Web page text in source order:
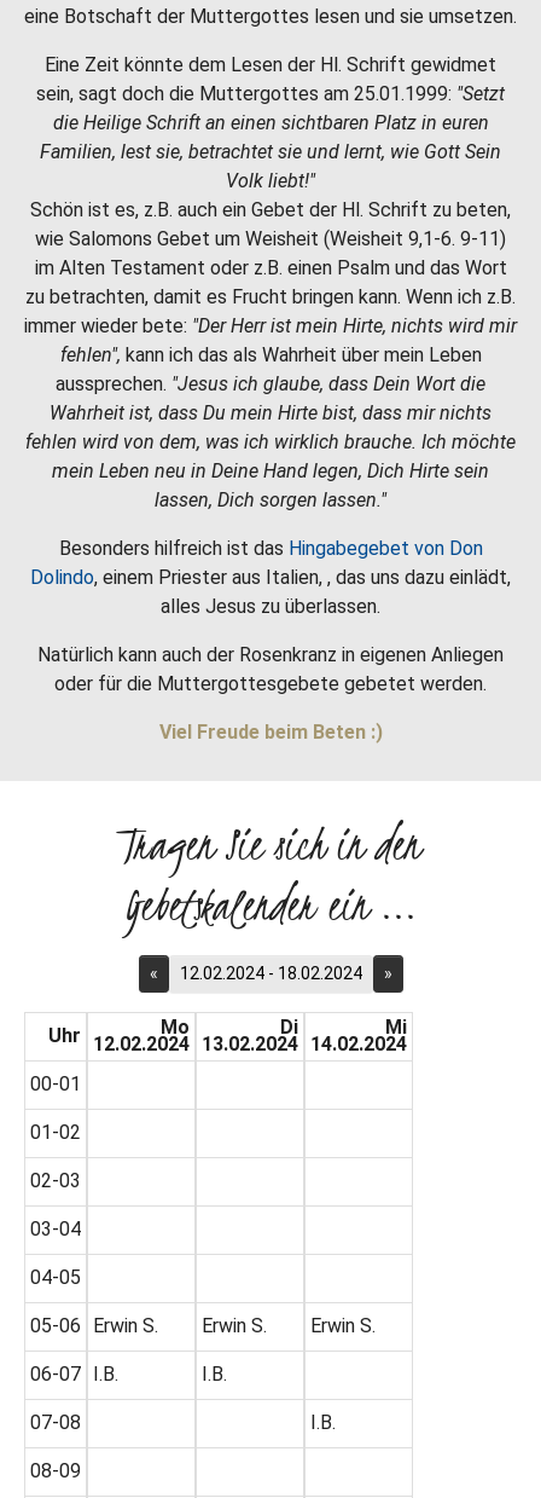
eine Botschaft der Muttergottes lesen und sie umsetzen.
Eine Zeit könnte dem Lesen der Hl. Schrift gewidmet
sein, sagt doch die Muttergottes am 25.01.1999: "Setzt
die Heilige Schrift an einen sichtbaren Platz in euren
Familien, lest sie, betrachtet sie und lernt, wie Gott Sein
Volk liebt!"
Schön ist es, z.B. auch ein Gebet der Hl. Schrift zu beten,
wie Salomons Gebet um Weisheit (Weisheit 9,1-6. 9-11)
im Alten Testament oder z.B. einen Psalm und das Wort
zu betrachten, damit es Frucht bringen kann. Wenn ich z.B.
immer wieder bete: "Der Herr ist mein Hirte, nichts wird mir
fehlen", kann ich das als Wahrheit über mein Leben
aussprechen. "Jesus ich glaube, dass Dein Wort die
Wahrheit ist, dass Du mein Hirte bist, dass mir nichts
fehlen wird von dem, was ich wirklich brauche. Ich möchte
mein Leben neu in Deine Hand legen, Dich Hirte sein
lassen, Dich sorgen lassen."
Besonders hilfreich ist das Hingabegebet von Don
Dolindo, einem Priester aus Italien, , das uns dazu einlädt,
alles Jesus zu überlassen.
Natürlich kann auch der Rosenkranz in eigenen Anliegen
oder für die Muttergottesgebete gebetet werden.
Viel Freude beim Beten :)
Tragen Sie sich in den
Gebetskalender ein ...
« 12.02.2024 - 18.02.2024 »
Uhr
00-01
01-02
02-03
03-04
04-05
05-06
06-07
07-08
08-09
Mo
12.02.2024
Erwin S.
I.B.
Di
13.02.2024
Erwin S.
I.B.
Mi
14.02.2024
Erwin S.
I.B.